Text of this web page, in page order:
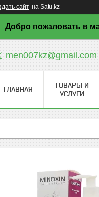
сайт на Satu.kz
Добро пожаловать в
men007kz@gmail.com
ГЛАВНАЯ
ТОВАРЫ И
УСЛУГИ